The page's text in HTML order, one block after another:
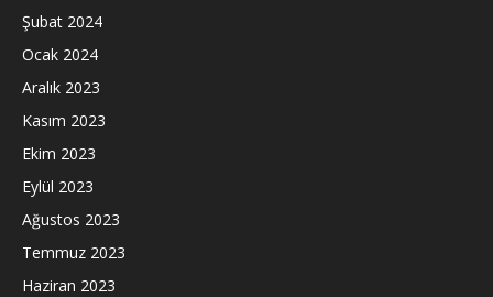
Şubat 2024
Ocak 2024
Aralık 2023
Kasım 2023
Ekim 2023
Eylül 2023
Ağustos 2023
Temmuz 2023
Haziran 2023